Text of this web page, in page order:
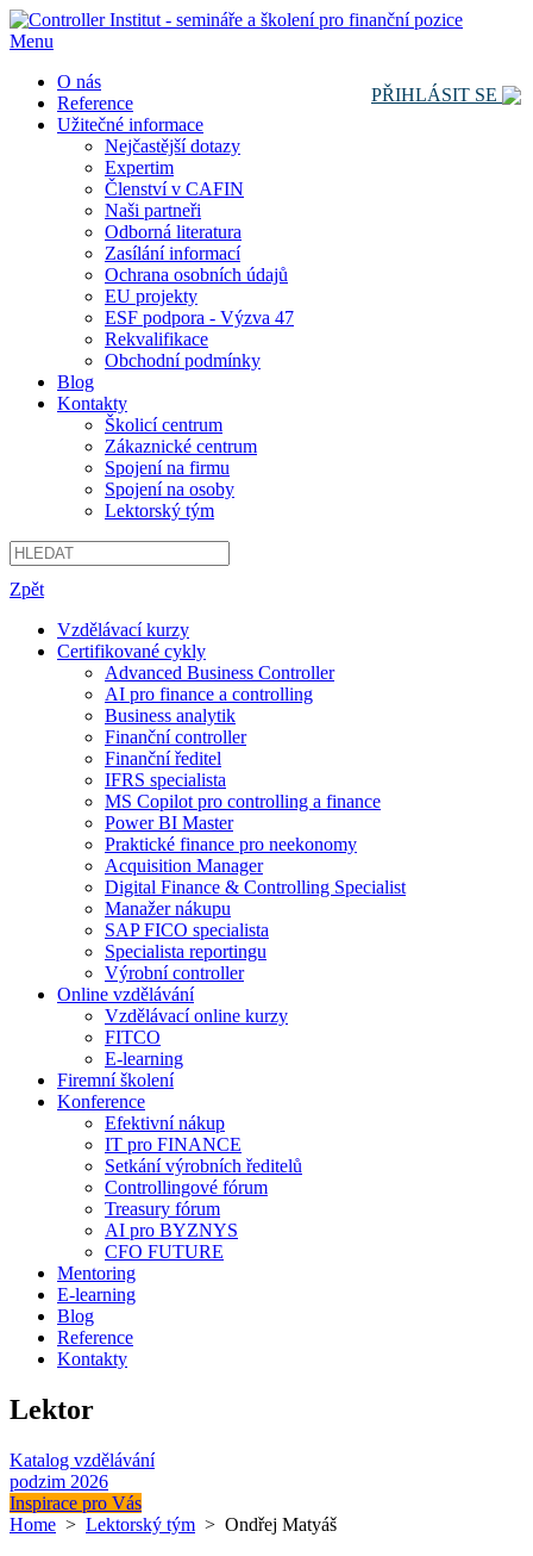
Menu
PŘIHLÁSIT SE
O nás
Reference
Užitečné informace
Nejčastější dotazy
Expertim
Členství v CAFIN
Naši partneři
Odborná literatura
Zasílání informací
Ochrana osobních údajů
EU projekty
ESF podpora - Výzva 47
Rekvalifikace
Obchodní podmínky
Blog
Kontakty
Školicí centrum
Zákaznické centrum
Spojení na firmu
Spojení na osoby
Lektorský tým
Zpět
Vzdělávací kurzy
Certifikované cykly
Advanced Business Controller
AI pro finance a controlling
Business analytik
Finanční controller
Finanční ředitel
IFRS specialista
MS Copilot pro controlling a finance
Power BI Master
Praktické finance pro neekonomy
Acquisition Manager
Digital Finance & Controlling Specialist
Manažer nákupu
SAP FICO specialista
Specialista reportingu
Výrobní controller
Online vzdělávání
Vzdělávací online kurzy
FITCO
E-learning
Firemní školení
Konference
Efektivní nákup
IT pro FINANCE
Setkání výrobních ředitelů
Controllingové fórum
Treasury fórum
AI pro BYZNYS
CFO FUTURE
Mentoring
E-learning
Blog
Reference
Kontakty
Lektor
Katalog vzdělávání
podzim 2026
Inspirace pro Vás
Home > Lektorský tým > Ondřej Matyáš